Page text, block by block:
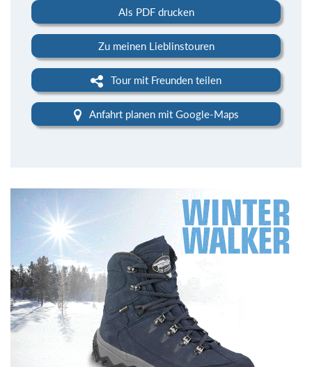
Als PDF drucken
Zu meinen Lieblinstouren
Tour mit Freunden teilen
Anfahrt planen mit Google-Maps